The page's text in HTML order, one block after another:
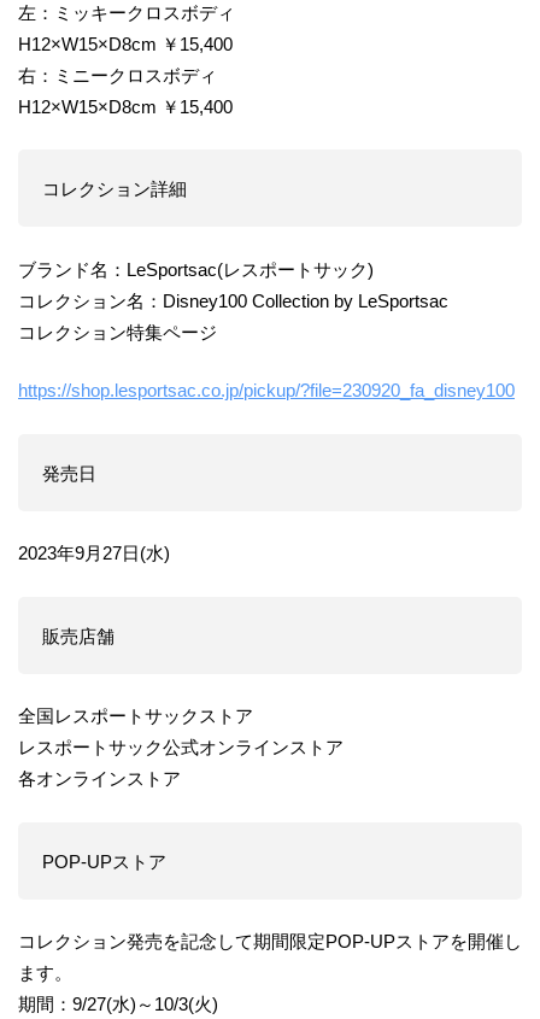
左：ミッキークロスボディ
H12×W15×D8cm ￥15,400
右：ミニークロスボディ
H12×W15×D8cm ￥15,400
コレクション詳細
ブランド名：LeSportsac(レスポートサック)
コレクション名：Disney100 Collection by LeSportsac
コレクション特集ページ
https://shop.lesportsac.co.jp/pickup/?file=230920_fa_disney100
発売日
2023年9月27日(水)
販売店舗
全国レスポートサックストア
レスポートサック公式オンラインストア
各オンラインストア
POP-UPストア
コレクション発売を記念して期間限定POP-UPストアを開催し
ます。
期間：9/27(水)～10/3(火)